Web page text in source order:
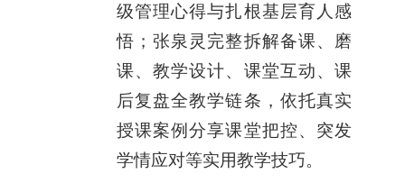
级管理心得与扎根基层育人感
悟；张泉灵完整拆解备课、磨
课、教学设计、课堂互动、课
后复盘全教学链条，依托真实
授课案例分享课堂把控、突发
学情应对等实用教学技巧。